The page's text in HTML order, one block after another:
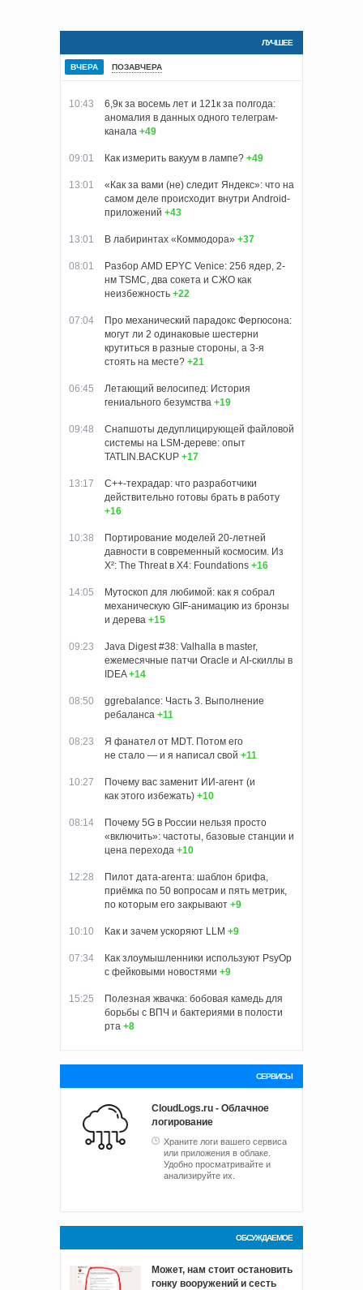
ЛУЧШЕЕ
ВЧЕРА ПОЗАВЧЕРА
10:43
6,9к за восемь лет и 121к за полгода:
аномалия в данных одного телеграм-
канала +49
09:01 Как измерить вакуум в лампе? +49
13:01
«Как за вами (не) следит Яндекс»: что на
самом деле происходит внутри Android-
приложений +43
13:01 В лабиринтах «Коммодора» +37
08:01
Разбор AMD EPYC Venice: 256 ядер, 2-
нм TSMC, два сокета и СЖО как
неизбежность +22
07:04
Про механический парадокс Фергюсона:
могут ли 2 одинаковые шестерни
крутиться в разные стороны, а 3-я
стоять на месте? +21
06:45
Летающий велосипед: История
гениального безумства +19
09:48
Снапшоты дедуплицирующей файловой
системы на LSM-дереве: опыт
TATLIN.BACKUP +17
13:17
C++-техрадар: что разработчики
действительно готовы брать в работу
+16
10:38
Портирование моделей 20-летней
давности в современный космосим. Из
X²: The Threat в X4: Foundations +16
14:05
Мутоскоп для любимой: как я собрал
механическую GIF-анимацию из бронзы
и дерева +15
09:23
Java Digest #38: Valhalla в master,
ежемесячные патчи Oracle и AI-скиллы в
IDEA +14
08:50
ggrebalance: Часть 3. Выполнение
ребаланса +11
08:23
Я фанател от MDT. Потом его
не стало — и я написал свой +11
10:27
Почему вас заменит ИИ‑агент (и
как этого избежать) +10
08:14
Почему 5G в России нельзя просто
«включить»: частоты, базовые станции и
цена перехода +10
12:28
Пилот дата-агента: шаблон брифа,
приёмка по 50 вопросам и пять метрик,
по которым его закрывают +9
10:10 Как и зачем ускоряют LLM +9
07:34
Как злоумышленники используют PsyOp
с фейковыми новостями +9
15:25
Полезная жвачка: бобовая камедь для
борьбы с ВПЧ и бактериями в полости
рта +8
СЕРВИСЫ
CloudLogs.ru - Облачное
логирование
Храните логи вашего сервиса
или приложения в облаке.
Удобно просматривайте и
анализируйте их.
ОБСУЖДАЕМОЕ
Может, нам стоит остановить
гонку вооружений и сесть